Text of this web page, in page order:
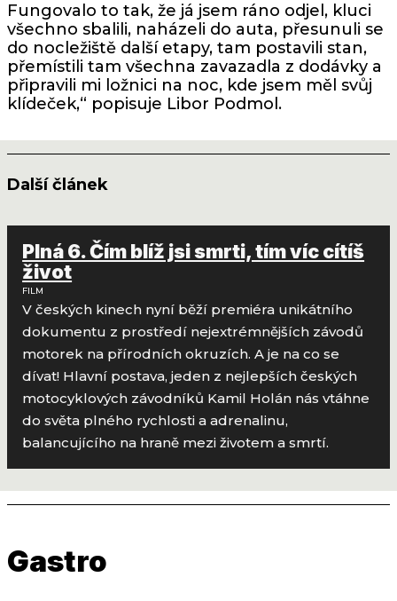
Fungovalo to tak, že já jsem ráno odjel, kluci
všechno sbalili, naházeli do auta, přesunuli se
do nocležiště další etapy, tam postavili stan,
přemístili tam všechna zavazadla z dodávky a
připravili mi ložnici na noc, kde jsem měl svůj
klídeček,“ popisuje Libor Podmol.
Další článek
Plná 6. Čím blíž jsi smrti, tím víc cítíš
život
FILM
V českých kinech nyní běží premiéra unikátního
dokumentu z prostředí nejextrémnějších závodů
motorek na přírodních okruzích. A je na co se
dívat! Hlavní postava, jeden z nejlepších českých
motocyklových závodníků Kamil Holán nás vtáhne
do světa plného rychlosti a adrenalinu,
balancujícího na hraně mezi životem a smrtí.
Gastro